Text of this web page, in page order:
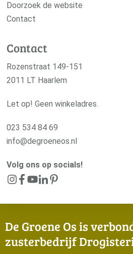
Doorzoek de website
Contact
Contact
Rozenstraat 149-151
2011 LT Haarlem
Let op! Geen winkeladres.
023 534 84 69
info@degroeneos.nl
Volg ons op socials!
De Groene Os is
zusterbedrijf